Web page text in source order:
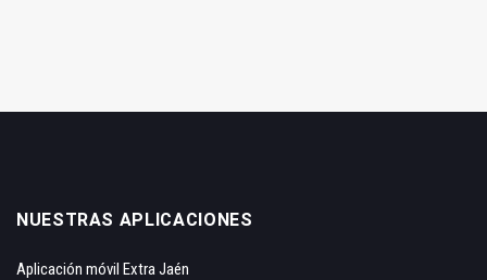
NUESTRAS APLICACIONES
Aplicación móvil Extra Jaén